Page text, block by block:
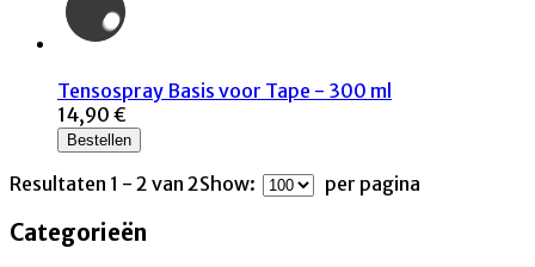
Tensospray Basis voor Tape - 300 ml
14,90 €
Bestellen
Resultaten 1 - 2 van 2Show: per pagina
Categorieën